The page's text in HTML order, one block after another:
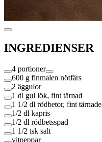
INGREDIENSER
4 portioner
600 g finmalen nötfärs
2 äggulor
1 dl gul lök, fint tärnad
1 1/2 dl rödbetor, fint tärnade
1/2 dl kapris
1/2 dl rödbetsspad
1 1/2 tsk salt
vitpeppar